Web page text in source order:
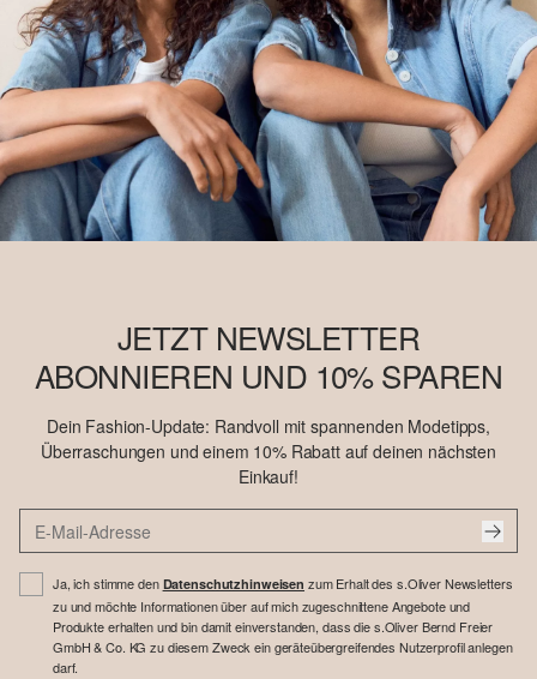
JETZT NEWSLETTER
ABONNIEREN UND 10% SPAREN
Dein Fashion-Update: Randvoll mit spannenden Modetipps,
Überraschungen und einem 10% Rabatt auf deinen nächsten
Einkauf!
Ja, ich stimme den Datenschutzhinweisen zum Erhalt des s.Oliver Newsletters
zu und möchte Informationen über auf mich zugeschnittene Angebote und
Produkte erhalten und bin damit einverstanden, dass die s.Oliver Bernd Freier
GmbH & Co. KG zu diesem Zweck ein geräteübergreifendes Nutzerprofil anlegen
darf.